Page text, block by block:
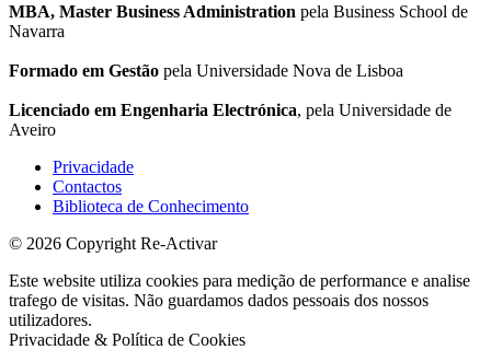
MBA, Master Business Administration pela Business School de
Navarra
Formado em Gestão pela Universidade Nova de Lisboa
Licenciado em Engenharia Electrónica, pela Universidade de
Aveiro
Privacidade
Contactos
Biblioteca de Conhecimento
© 2026 Copyright Re-Activar
Este website utiliza cookies para medição de performance e analise
trafego de visitas. Não guardamos dados pessoais dos nossos
utilizadores.
Privacidade & Política de Cookies